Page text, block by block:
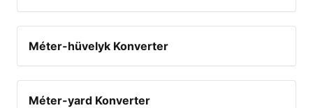
Méter-hüvelyk Konverter
Méter-yard Konverter